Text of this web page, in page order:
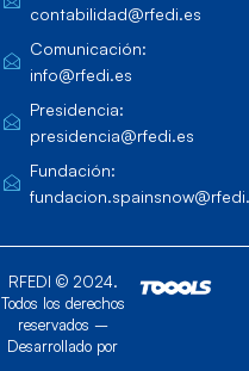
contabilidad@rfedi.es
Comunicación:
info@rfedi.es
Presidencia:
presidencia@rfedi.es
Fundación:
RFEDI © 2024.
Todos los derechos
reservados –
Desarrollado por